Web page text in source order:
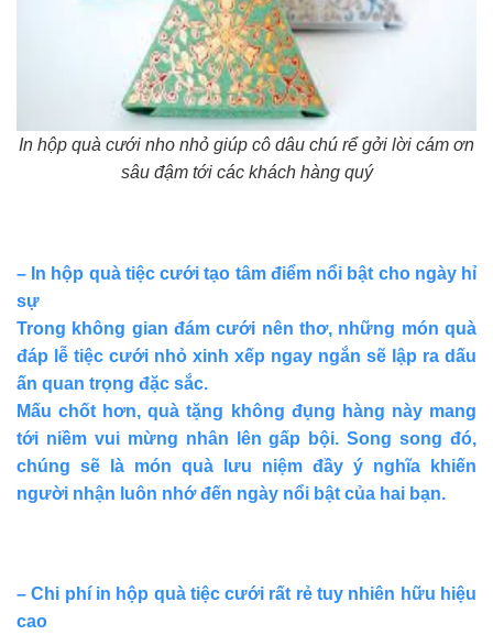
In hộp quà cưới nho nhỏ giúp cô dâu chú rể gởi lời cám ơn
sâu đậm tới các khách hàng quý
– In hộp quà tiệc cưới tạo tâm điểm nổi bật cho ngày hỉ
sự
Trong không gian đám cưới nên thơ, những món quà
đáp lễ tiệc cưới nhỏ xinh xếp ngay ngắn sẽ lập ra dấu
ấn quan trọng đặc sắc.
Mấu chốt hơn, quà tặng không đụng hàng này mang
tới niềm vui mừng nhân lên gấp bội. Song song đó,
chúng sẽ là món quà lưu niệm đầy ý nghĩa khiến
người nhận luôn nhớ đến ngày nổi bật của hai bạn.
– Chi phí in hộp quà tiệc cưới rất rẻ tuy nhiên hữu hiệu
cao